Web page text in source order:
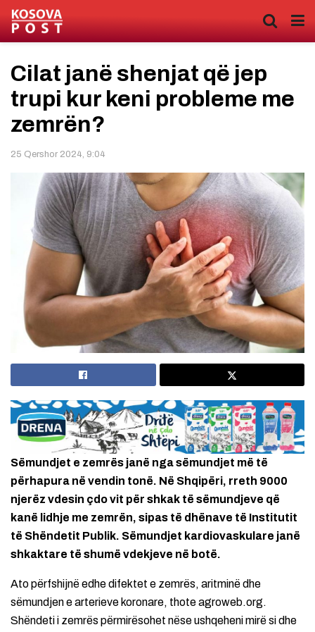
Cilat janë shenjat që jep
trupi kur keni probleme me
zemrën?
25 Qershor 2024, 9:04
Sëmundjet e zemrës janë nga sëmundjet më të
përhapura në vendin tonë. Në Shqipëri, rreth 9000
njerëz vdesin çdo vit për shkak të sëmundjeve që
kanë lidhje me zemrën, sipas të dhënave të Institutit
të Shëndetit Publik. Sëmundjet kardiovaskulare janë
shkaktare të shumë vdekjeve në botë.
Ato përfshijnë edhe difektet e zemrës, aritminë dhe
sëmundjen e arterieve koronare, thote agroweb.org.
Shëndeti i zemrës përmirësohet nëse ushqeheni mirë si dhe